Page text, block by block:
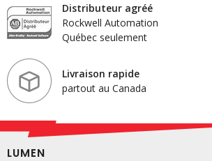
Distributeur agréé
Rockwell Automation
Québec seulement
Livraison rapide
partout au Canada
LUMEN